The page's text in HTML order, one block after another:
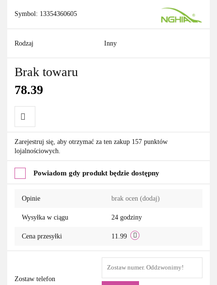
Symbol: 13354360605
Rodzaj Inny
Brak towaru
78.39
Do
Zarejestruj się, aby otrzymać za ten zakup 157 punktów
lojalnościowych.
Powiadom gdy produkt będzie dostępny
Opinie brak ocen (dodaj)
Wysyłka w ciągu 24 godziny
Cena przesyłki 11.99
Zostaw telefon